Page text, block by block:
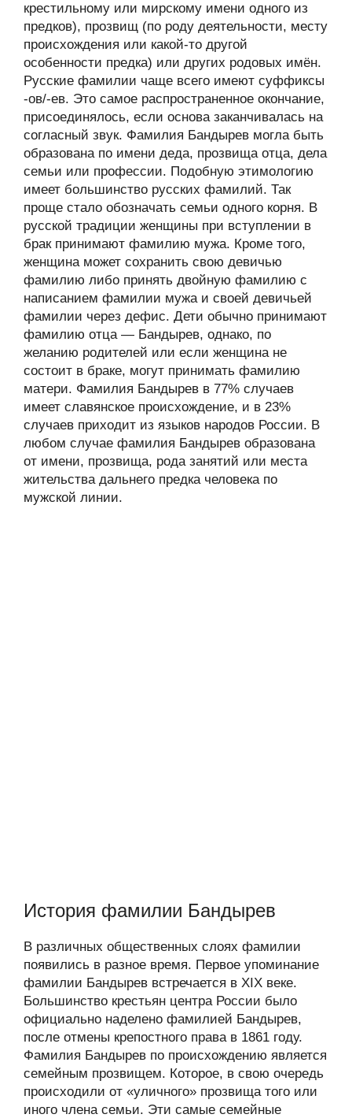
крестильному или мирскому имени одного из
предков), прозвищ (по роду деятельности, месту
происхождения или какой-то другой
особенности предка) или других родовых имён.
Русские фамилии чаще всего имеют суффиксы
-ов/-ев. Это самое распространенное окончание,
присоединялось, если основа заканчивалась на
согласный звук. Фамилия Бандырев могла быть
образована по имени деда, прозвища отца, дела
семьи или профессии. Подобную этимологию
имеет большинство русских фамилий. Так
проще стало обозначать семьи одного корня. В
русской традиции женщины при вступлении в
брак принимают фамилию мужа. Кроме того,
женщина может сохранить свою девичью
фамилию либо принять двойную фамилию с
написанием фамилии мужа и своей девичьей
фамилии через дефис. Дети обычно принимают
фамилию отца — Бандырев, однако, по
желанию родителей или если женщина не
состоит в браке, могут принимать фамилию
матери. Фамилия Бандырев в 77% случаев
имеет славянское происхождение, и в 23%
случаев приходит из языков народов России. В
любом случае фамилия Бандырев образована
от имени, прозвища, рода занятий или места
жительства дальнего предка человека по
мужской линии.
История фамилии Бандырев
В различных общественных слоях фамилии
появились в разное время. Первое упоминание
фамилии Бандырев встречается в XIX веке.
Большинство крестьян центра России было
официально наделено фамилией Бандырев,
после отмены крепостного права в 1861 году.
Фамилия Бандырев по происхождению является
семейным прозвищем. Которое, в свою очередь
происходили от «уличного» прозвища того или
иного члена семьи. Эти самые семейные